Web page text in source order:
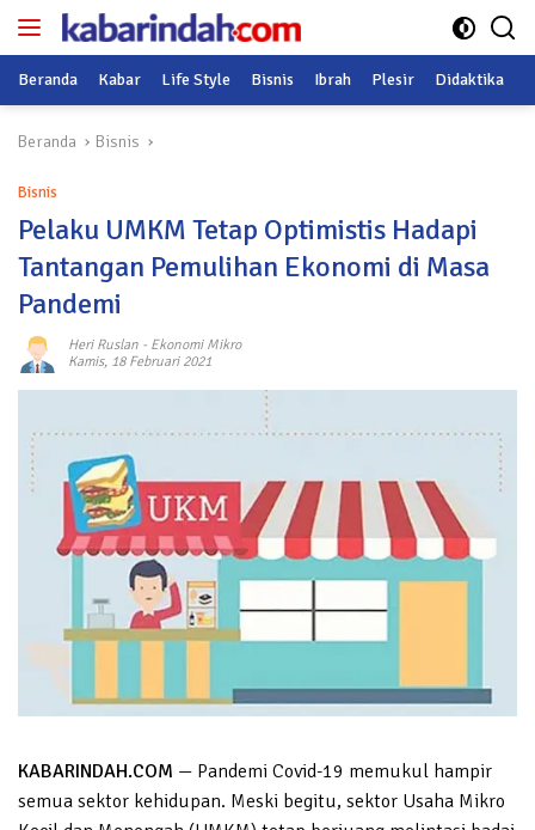
Langsung
Beranda Kabar Life Style Bisnis Ibrah Plesir Didaktika
Beranda Bisnis
Bisnis
Pelaku UMKM Tetap Optimistis Hadapi
Tantangan Pemulihan Ekonomi di Masa
Pandemi
Heri Ruslan - Ekonomi Mikro
Kamis, 18 Februari 2021
KABARINDAH.COM — Pandemi Covid-19 memukul hampir
semua sektor kehidupan. Meski begitu, sektor Usaha Mikro